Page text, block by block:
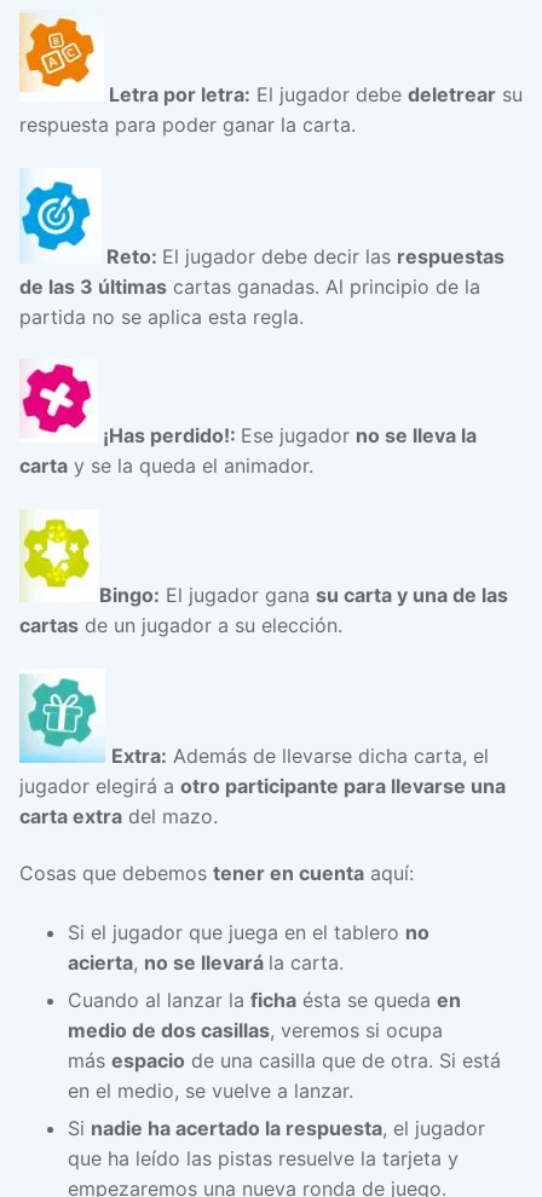
Letra por letra: El jugador debe deletrear su
respuesta para poder ganar la carta.
Reto: El jugador debe decir las respuestas
de las 3 últimas cartas ganadas. Al principio de la
partida no se aplica esta regla.
¡Has perdido!: Ese jugador no se lleva la
carta y se la queda el animador.
Bingo: El jugador gana su carta y una de las
cartas de un jugador a su elección.
Extra: Además de llevarse dicha carta, el
jugador elegirá a otro participante para llevarse una
carta extra del mazo.
Cosas que debemos tener en cuenta aquí:
Si el jugador que juega en el tablero no
acierta, no se llevará la carta.
Cuando al lanzar la ficha ésta se queda en
medio de dos casillas, veremos si ocupa
más espacio de una casilla que de otra. Si está
en el medio, se vuelve a lanzar.
Si nadie ha acertado la respuesta, el jugador
que ha leído las pistas resuelve la tarjeta y
empezaremos una nueva ronda de juego.